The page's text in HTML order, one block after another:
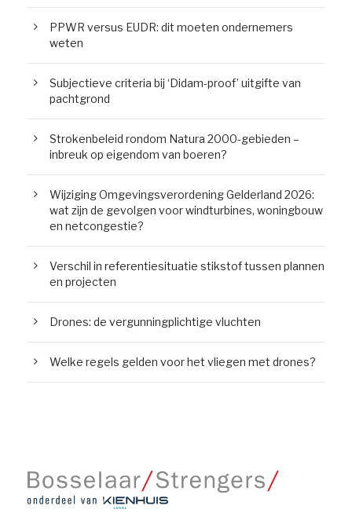
PPWR versus EUDR: dit moeten ondernemers
weten
Subjectieve criteria bij ‘Didam-proof’ uitgifte van
pachtgrond
Strokenbeleid rondom Natura 2000-gebieden –
inbreuk op eigendom van boeren?
Wijziging Omgevingsverordening Gelderland 2026:
wat zijn de gevolgen voor windturbines, woningbouw
en netcongestie?
Verschil in referentiesituatie stikstof tussen plannen
en projecten
Drones: de vergunningplichtige vluchten
Welke regels gelden voor het vliegen met drones?